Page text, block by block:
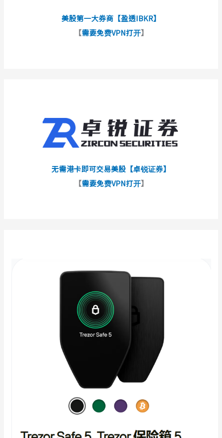
美股第一大券商【盈透IBKR】
【需要免费VPN打开】
无需港卡即可交易美股【卓锐证券】
【需要免费VPN打开】